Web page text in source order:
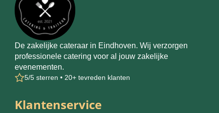
De zakelijke cateraar in Eindhoven. Wij verzorgen
professionele catering voor al jouw zakelijke
evenementen.
5/5 sterren • 20+ tevreden klanten
Klantenservice